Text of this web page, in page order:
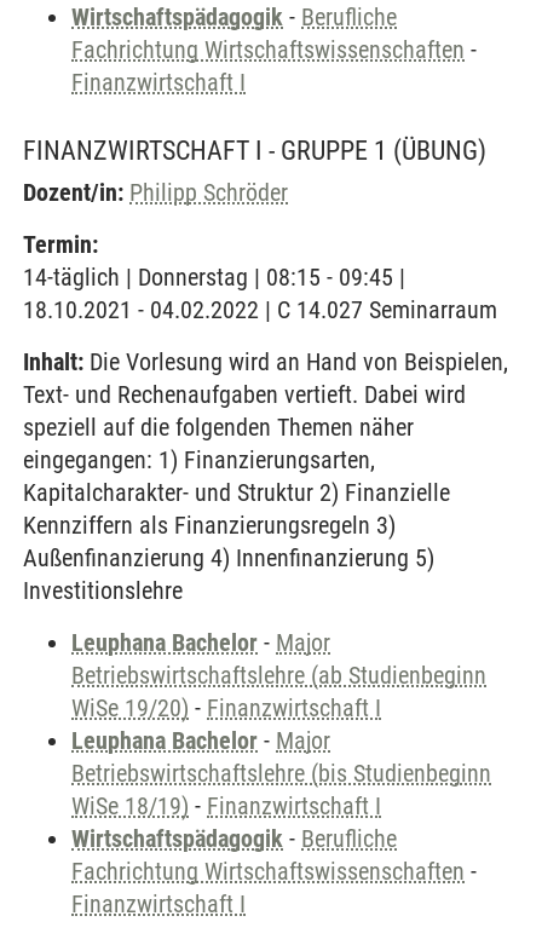
Wirtschaftspädagogik - Berufliche
Fachrichtung Wirtschaftswissenschaften -
Finanzwirtschaft I
FINANZWIRTSCHAFT I - GRUPPE 1 (ÜBUNG)
Dozent/in: Philipp Schröder
Termin:
14-täglich | Donnerstag | 08:15 - 09:45 |
18.10.2021 - 04.02.2022 | C 14.027 Seminarraum
Inhalt: Die Vorlesung wird an Hand von Beispielen,
Text- und Rechenaufgaben vertieft. Dabei wird
speziell auf die folgenden Themen näher
eingegangen: 1) Finanzierungsarten,
Kapitalcharakter- und Struktur 2) Finanzielle
Kennziffern als Finanzierungsregeln 3)
Außenfinanzierung 4) Innenfinanzierung 5)
Investitionslehre
Leuphana Bachelor - Major
Betriebswirtschaftslehre (ab Studienbeginn
WiSe 19/20) - Finanzwirtschaft I
Leuphana Bachelor - Major
Betriebswirtschaftslehre (bis Studienbeginn
WiSe 18/19) - Finanzwirtschaft I
Wirtschaftspädagogik - Berufliche
Fachrichtung Wirtschaftswissenschaften -
Finanzwirtschaft I